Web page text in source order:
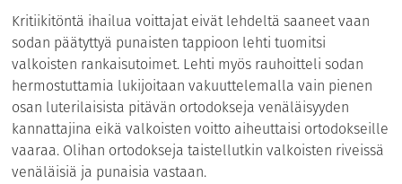
Kritiikitöntä ihailua voittajat eivät lehdeltä saaneet vaan
sodan päätyttyä punaisten tappioon lehti tuomitsi
valkoisten rankaisutoimet. Lehti myös rauhoitteli sodan
hermostuttamia lukijoitaan vakuuttelemalla vain pienen
osan luterilaisista pitävän ortodokseja venäläisyyden
kannattajina eikä valkoisten voitto aiheuttaisi ortodokseille
vaaraa. Olihan ortodokseja taistellutkin valkoisten riveissä
venäläisiä ja punaisia vastaan.